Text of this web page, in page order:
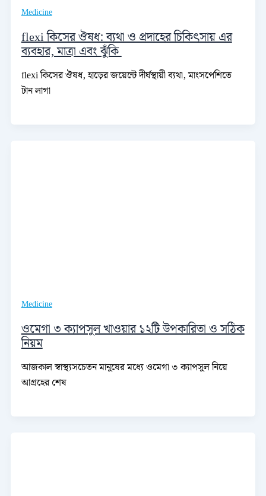
Medicine
flexi কিসের ঔষধ: ব্যথা ও প্রদাহের চিকিৎসায় এর
ব্যবহার, মাত্রা এবং ঝুঁকি
flexi কিসের ঔষধ, হাড়ের জয়েন্টে দীর্ঘস্থায়ী ব্যথা, মাংসপেশিতে
টান লাগা
Medicine
ওমেগা ৩ ক্যাপসুল খাওয়ার ১২টি উপকারিতা ও সঠিক
নিয়ম
আজকাল স্বাস্থ্যসচেতন মানুষের মধ্যে ওমেগা ৩ ক্যাপসুল নিয়ে
আগ্রহের শেষ